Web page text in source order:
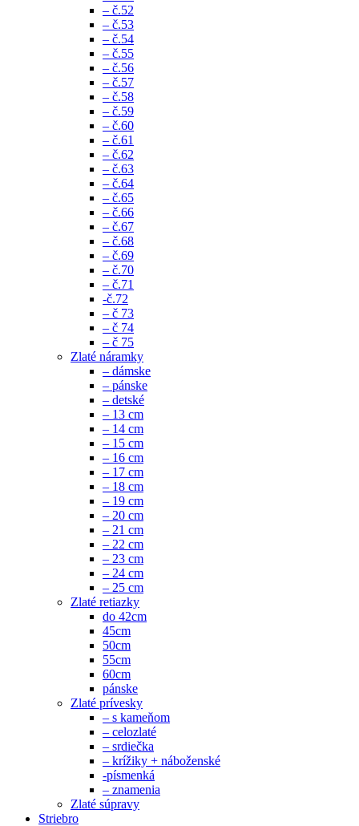
– č.52
– č.53
– č.54
– č.55
– č.56
– č.57
– č.58
– č.59
– č.60
– č.61
– č.62
– č.63
– č.64
– č.65
– č.66
– č.67
– č.68
– č.69
– č.70
– č.71
-č.72
– č 73
– č 74
– č 75
Zlaté náramky
– dámske
– pánske
– detské
– 13 cm
– 14 cm
– 15 cm
– 16 cm
– 17 cm
– 18 cm
– 19 cm
– 20 cm
– 21 cm
– 22 cm
– 23 cm
– 24 cm
– 25 cm
Zlaté retiazky
do 42cm
45cm
50cm
55cm
60cm
pánske
Zlaté prívesky
– s kameňom
– celozlaté
– srdiečka
– krížiky + náboženské
-písmenká
– znamenia
Zlaté súpravy
Striebro